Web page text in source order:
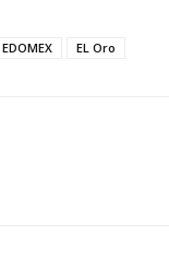
EDOMEX EL Oro